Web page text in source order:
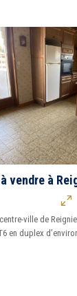
3 4 5
Tous Ancien
vendre à
ville de
en duplex